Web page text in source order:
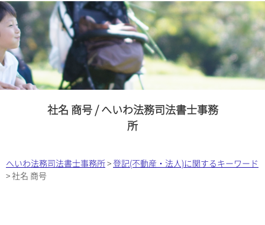
社名 商号 / へいわ法務司法書士事務
所
へいわ法務司法書士事務所>登記(不動産・法人)に関するキーワード
>社名 商号